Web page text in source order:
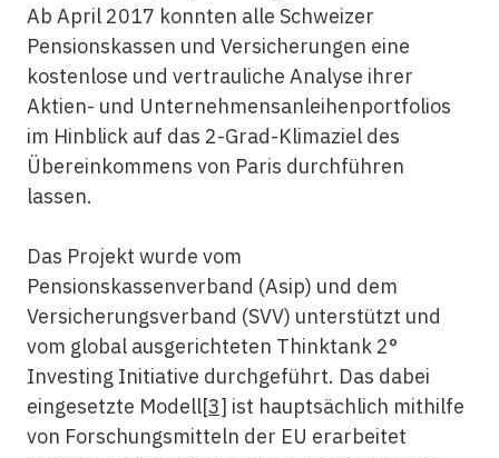
Ab April 2017 konnten alle Schweizer
Pensionskassen und Versicherungen eine
kostenlose und vertrauliche Analyse ihrer
Aktien- und Unternehmensanleihenportfolios
im Hinblick auf das 2-Grad-Klimaziel des
Übereinkommens von Paris durchführen
lassen.
Das Projekt wurde vom
Pensionskassenverband (Asip) und dem
Versicherungsverband (SVV) unterstützt und
vom global ausgerichteten Thinktank 2°
Investing Initiative durchgeführt. Das dabei
eingesetzte Modell[3] ist hauptsächlich mithilfe
von Forschungsmitteln der EU erarbeitet